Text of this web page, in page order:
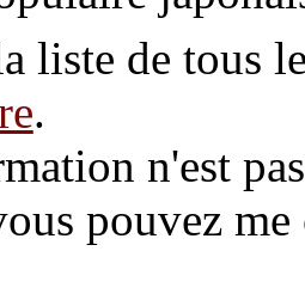
liste de tous
.
n'est
pouvez